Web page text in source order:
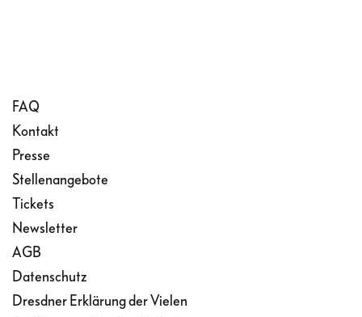
FAQ
Kontakt
Presse
Stellenangebote
Tickets
Newsletter
AGB
Datenschutz
Dresdner Erklärung der Vielen